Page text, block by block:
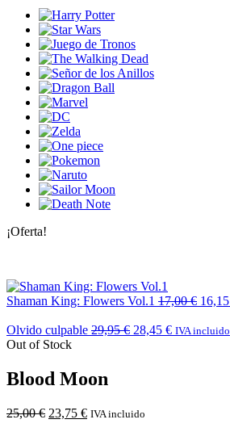
¡Oferta!
Shaman King: Flowers Vol.1 17,00€ 16,15
Olvido culpable 29,95€ 28,45 € IVA incluido
Out of Stock
Blood Moon
25,00€ 23,75 € IVA incluido